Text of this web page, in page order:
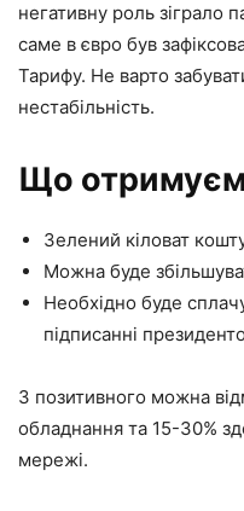
негативну роль зіграло
саме в євро був
Тарифу. Не варто
нестабільність.
Що
Зелений кіловат
Можна буде
Необхідно буде
підписанні
З позитивного можна
обладнання та 15-30%
мережі.